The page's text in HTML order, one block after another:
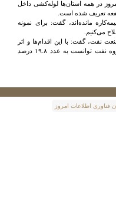
در همه استان‌ها لوله‌کشی داخل
مانده‌اند، گفت: برای نمونه
می‌کنیم.
نفت، گفت: با این اقدام‌ها و اثر
مثبت آن در صنعت نفت، فروش و صادرات نفت افزایش یافت و در رشد اقتصادی کشور، گروه نفت توانست به عدد ۱۹.۸ درصد
فناوری اطلاعات امروز